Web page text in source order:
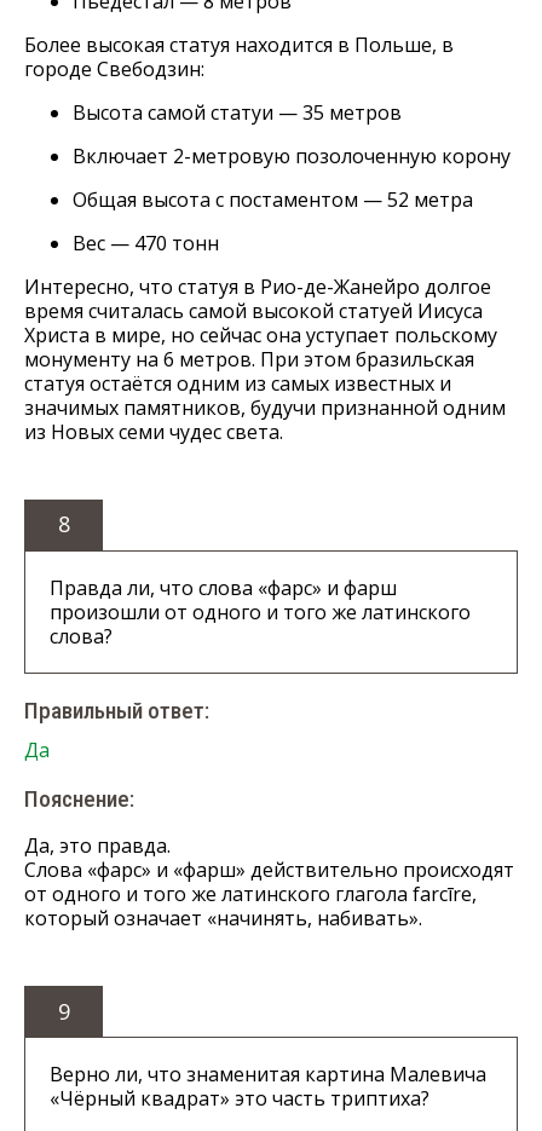
Более высокая статуя находится в Польше, в
городе Свебодзин:
Высота самой статуи — 35 метров
Включает 2-метровую позолоченную корону
Общая высота с постаментом — 52 метра
Вес — 470 тонн
Интересно, что статуя в Рио-де-Жанейро долгое
время считалась самой высокой статуей Иисуса
Христа в мире, но сейчас она уступает польскому
монументу на 6 метров. При этом бразильская
статуя остаётся одним из самых известных и
значимых памятников, будучи признанной одним
из Новых семи чудес света.
8
Правда ли, что слова «фарс» и фарш
произошли от одного и того же латинского
слова?
Правильный ответ:
Да
Пояснение:
Да, это правда.
Слова «фарс» и «фарш» действительно происходят
от одного и того же латинского глагола farcīre,
который означает «начинять, набивать».
9
Верно ли, что знаменитая картина Малевича
«Чёрный квадрат» это часть триптиха?